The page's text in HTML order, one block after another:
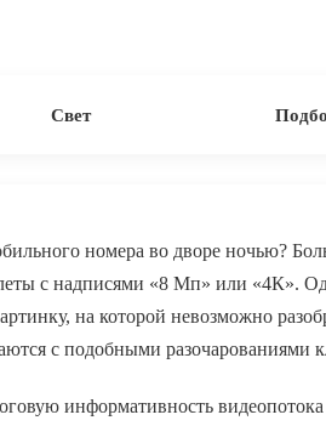
Свет
номера во дворе ночью?
с надписями «8 Мп» или «4К».
на которой невозможно
с подобными разочарованиями
информативность